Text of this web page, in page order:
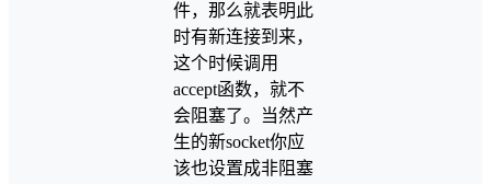
件，那么就表明此
时有新连接到来，
这个时候调用
accept函数，就不
会阻塞了。当然产
生的新socket你应
该也设置成非阻塞